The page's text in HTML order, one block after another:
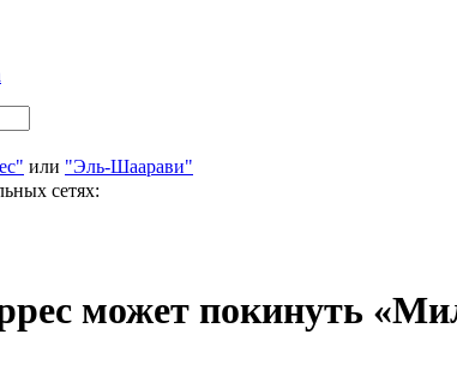
или "Эль-Шаарави"
сетях:
может покинуть